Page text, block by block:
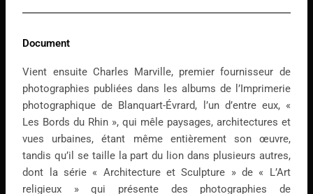
Document
Vient ensuite Charles Marville, premier fournisseur de
photographies publiées dans les albums de l’Imprimerie
photographique de Blanquart-Évrard, l’un d’entre eux, «
Les Bords du Rhin », qui mêle paysages, architectures et
vues urbaines, étant même entièrement son œuvre,
tandis qu’il se taille la part du lion dans plusieurs autres,
dont la série « Architecture et Sculpture » de « L’Art
religieux » qui présente des photographies de